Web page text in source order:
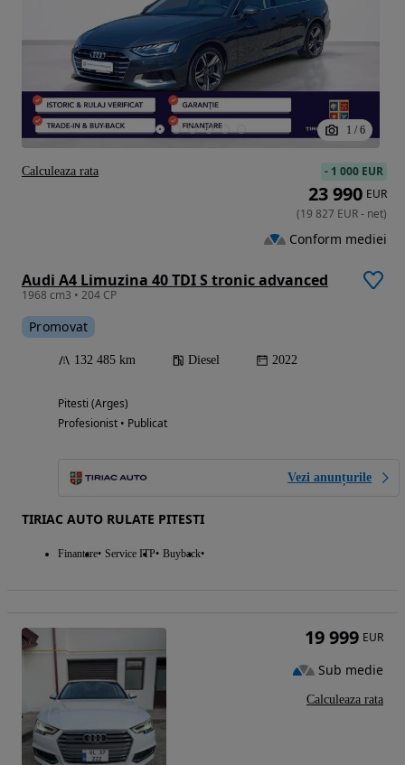
1 / 6
Audi A4 Limuzina 40 TDI S tronic advanced
1968 cm3 • 204 CP
Promovat
132 485 km Diesel 2022
Pitesti (Arges)
Profesionist • Publicat
Vezi anunțurile
TIRIAC AUTO RULATE PITESTI
Finantare Service ITP Buyback
- 1 000 EUR
23 990 EUR
(19 827 EUR- net)
Conform mediei
Calculeaza rata
19 999 EUR
Sub medie
Calculeaza rata